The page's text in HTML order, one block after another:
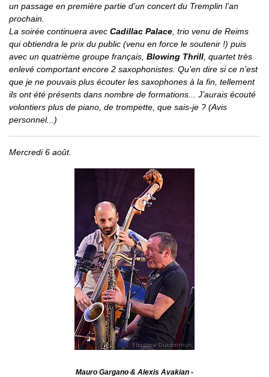
un passage en première partie d’un concert du Tremplin l’an
prochain.
La soirée continuera avec Cadillac Palace , trio venu de Reims
qui obtiendra le prix du public (venu en force le soutenir !) puis
avec un quatrième groupe français, Blowing Thrill , quartet très
enlevé comportant encore 2 saxophonistes. Qu’en dire si ce n’est
que je ne pouvais plus écouter les saxophones à la fin, tellement
ils ont été présents dans nombre de formations... J’aurais écouté
volontiers plus de piano, de trompette, que sais-je ? (Avis
personnel...)
Mercredi 6 août.
Mauro Gargano & Alexis Avakian -